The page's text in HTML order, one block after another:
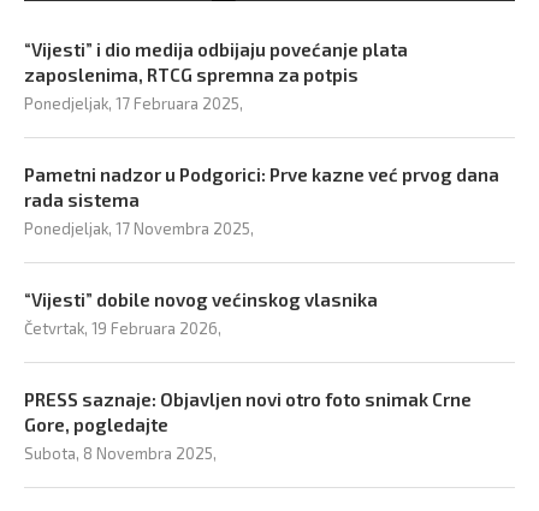
“Vijesti” i dio medija odbijaju povećanje plata
zaposlenima, RTCG spremna za potpis
Ponedjeljak, 17 Februara 2025,
Pametni nadzor u Podgorici: Prve kazne već prvog dana
rada sistema
Ponedjeljak, 17 Novembra 2025,
“Vijesti” dobile novog većinskog vlasnika
Četvrtak, 19 Februara 2026,
PRESS saznaje: Objavljen novi otro foto snimak Crne
Gore, pogledajte
Subota, 8 Novembra 2025,